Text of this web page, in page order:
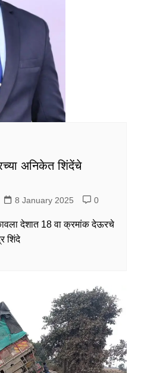
अनिकेत शिंदेंचे
8 January 2025 0
देशात 18 वा क्रमांक देऊरचे
शिंदे